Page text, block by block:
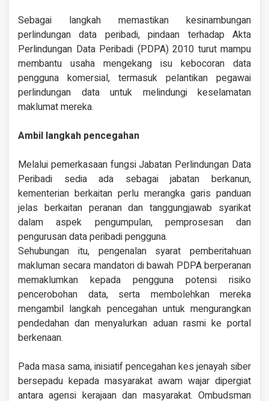
Sebagai langkah memastikan kesinambungan
perlindungan data peribadi, pindaan terhadap Akta
Perlindungan Data Peribadi (PDPA) 2010 turut mampu
membantu usaha mengekang isu kebocoran data
pengguna komersial, termasuk pelantikan pegawai
perlindungan data untuk melindungi keselamatan
maklumat mereka.
Ambil langkah pencegahan
Melalui pemerkasaan fungsi Jabatan Perlindungan Data
Peribadi sedia ada sebagai jabatan berkanun,
kementerian berkaitan perlu merangka garis panduan
jelas berkaitan peranan dan tanggungjawab syarikat
dalam aspek pengumpulan, pemprosesan dan
pengurusan data peribadi pengguna.
Sehubungan itu, pengenalan syarat pemberitahuan
makluman secara mandatori di bawah PDPA berperanan
memaklumkan kepada pengguna potensi risiko
pencerobohan data, serta membolehkan mereka
mengambil langkah pencegahan untuk mengurangkan
pendedahan dan menyalurkan aduan rasmi ke portal
berkenaan.
Pada masa sama, inisiatif pencegahan kes jenayah siber
bersepadu kepada masyarakat awam wajar dipergiat
antara agensi kerajaan dan masyarakat. Ombudsman